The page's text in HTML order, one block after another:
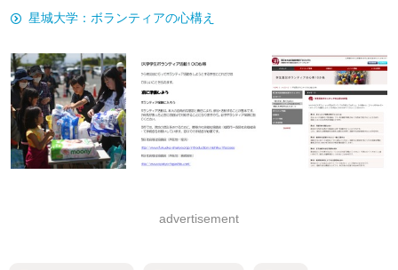
星城大学：ボランティアの心構え
advertisement